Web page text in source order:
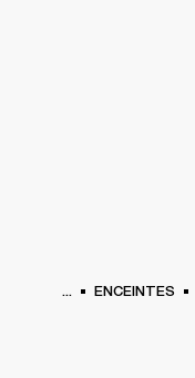
... ENCEINTES